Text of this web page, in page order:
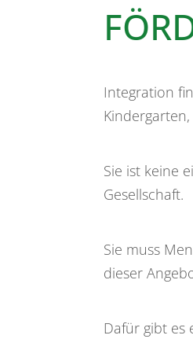
Integration
Sie ist keine
Gesellschaft.
Sie muss
dieser
Dafür gibt es